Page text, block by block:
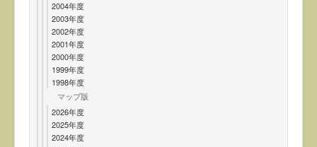
2004年度
2003年度
2002年度
2001年度
2000年度
1999年度
1998年度
マップ版
2026年度
2025年度
2024年度